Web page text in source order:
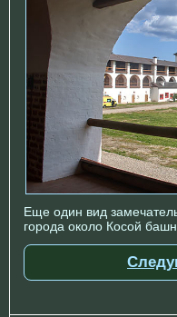
Еще один вид
города около Косой